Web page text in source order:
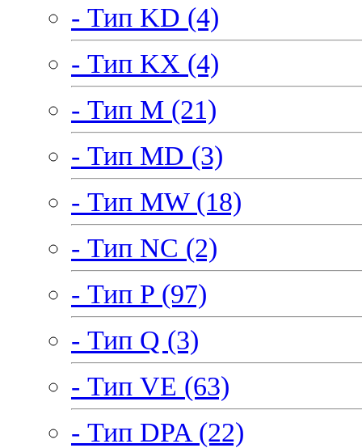
- Тип KD (4)
- Тип KX (4)
- Тип M (21)
- Тип MD (3)
- Тип MW (18)
- Тип NC (2)
- Тип P (97)
- Тип Q (3)
- Тип VE (63)
- Тип DPA (22)